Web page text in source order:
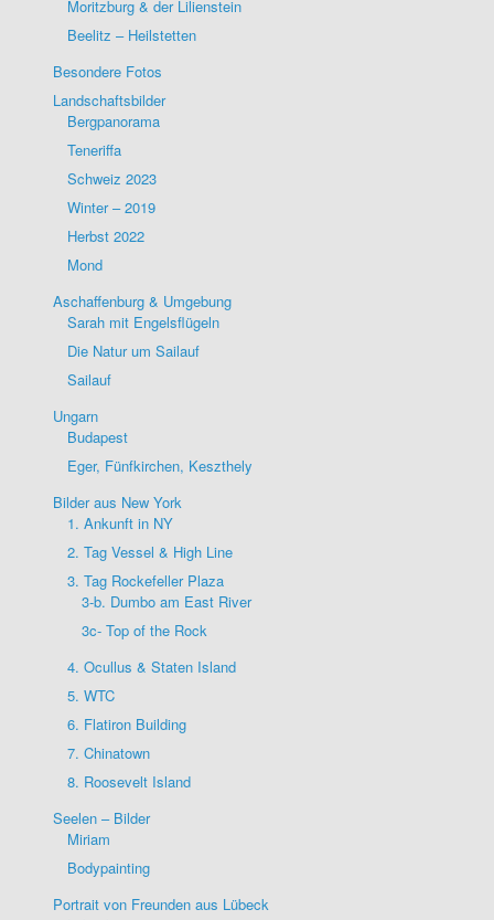
Moritzburg & der Lilienstein
Beelitz – Heilstetten
Besondere Fotos
Landschaftsbilder
Bergpanorama
Teneriffa
Schweiz 2023
Winter – 2019
Herbst 2022
Mond
Aschaffenburg & Umgebung
Sarah mit Engelsflügeln
Die Natur um Sailauf
Sailauf
Ungarn
Budapest
Eger, Fünfkirchen, Keszthely
Bilder aus New York
1. Ankunft in NY
2. Tag Vessel & High Line
3. Tag Rockefeller Plaza
3-b. Dumbo am East River
3c- Top of the Rock
4. Ocullus & Staten Island
5. WTC
6. Flatiron Building
7. Chinatown
8. Roosevelt Island
Seelen – Bilder
Miriam
Bodypainting
Portrait von Freunden aus Lübeck